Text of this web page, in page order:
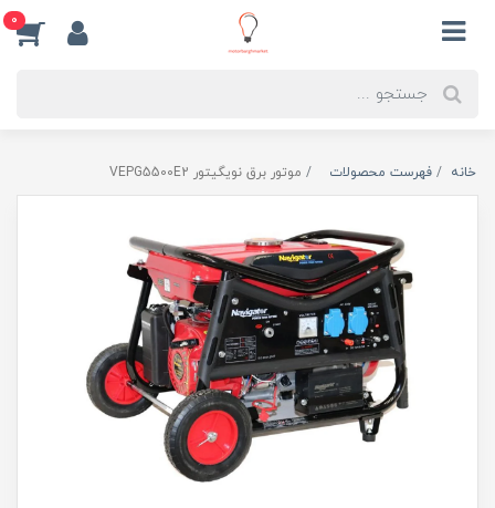
0
خانه فهرست محصولات موتور برق نویگیتور VEPG5500E2